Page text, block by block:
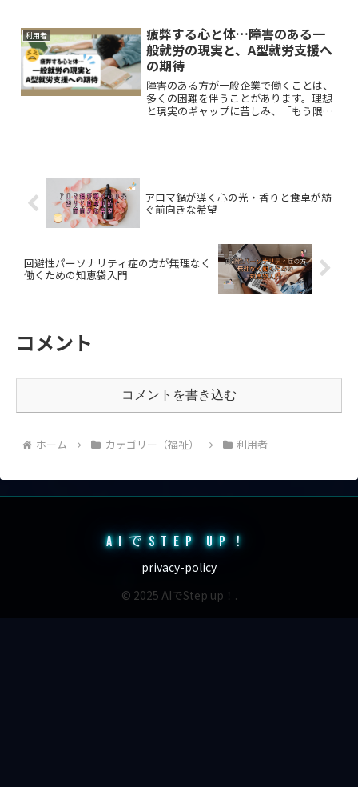
利用者
疲弊する心と体…障害のある一
般就労の現実と、A型就労支援へ
の期待
障害のある方が一般企業で働くことは、
多くの困難を伴うことがあります。理想
と現実のギャップに苦しみ、「もう限界
アロマ鍋が導く心の光・香りと食卓が紡
ぐ前向きな希望
回避性パーソナリティ症の方が無理なく
働くための知恵袋入門
コメント
コメントを書き込む
ホーム カテゴリー（福祉） 利用者
AIでSTEP UP！
privacy-policy
© 2025 AIでStep up！.